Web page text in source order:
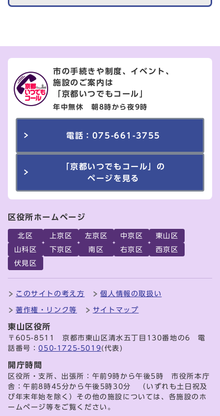
市の手続きや制度、イベント、
施設のご案内は
「京都いつでもコール」
年中無休 朝8時から夜9時
電話：075-661-3755
「京都いつでもコール」の
ページを見る
区役所ホームページ
北区 上京区 左京区 中京区
東山区
山科区
下京区 南区 右京区
西京区
伏見区
このサイトの考え方 個人情報の取扱い
著作権・リンク等 サイトマップ
東山区役所
〒605-8511 京都市東山区清水五丁目130番地の6 電
話番号：050-1725-5019(代表)
開庁時間
区役所・支所、出張所：午前9時から午後5時 市役所本庁
舎：午前8時45分から午後5時30分 （いずれも土日祝及
び年末年始を除く）その他の施設については、各施設のホ
ームページ等をご覧ください。